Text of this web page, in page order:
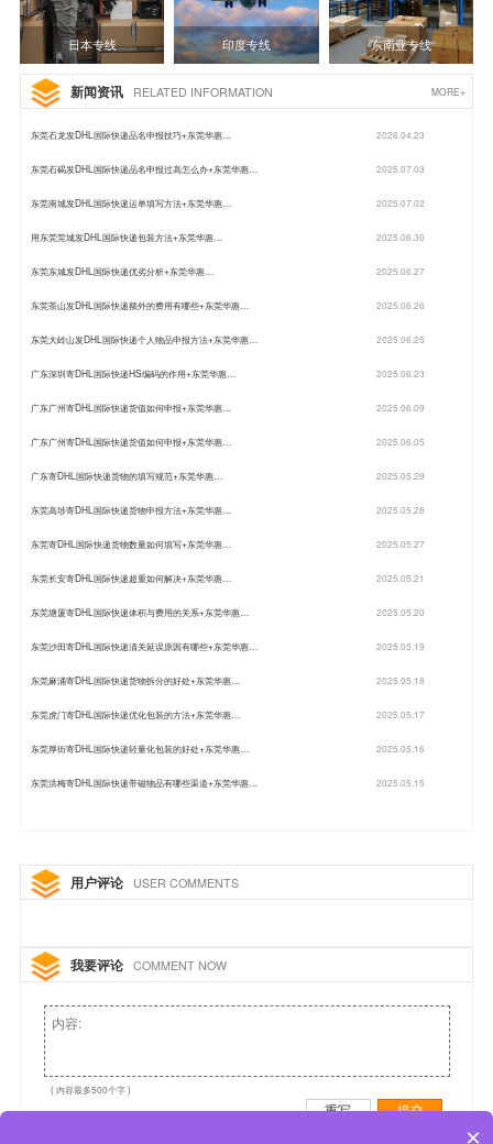
日本专线 印度专线 东南亚专线
新闻资讯 RELATED INFORMATION MORE+
东莞石龙发DHL国际快递品名申报技巧+东莞华惠… 2026.04.23
东莞石碣发DHL国际快递品名申报过高怎么办+东莞华惠… 2025.07.03
东莞南城发DHL国际快递运单填写方法+东莞华惠… 2025.07.02
用东莞莞城发DHL国际快递包装方法+东莞华惠… 2025.06.30
东莞东城发DHL国际快递优劣分析+东莞华惠… 2025.06.27
东莞茶山发DHL国际快递额外的费用有哪些+东莞华惠… 2025.06.26
东莞大岭山发DHL国际快递个人物品申报方法+东莞华惠… 2025.06.25
广东深圳寄DHL国际快递HS编码的作用+东莞华惠… 2025.06.23
广东广州寄DHL国际快递货值如何申报+东莞华惠… 2025.06.09
广东广州寄DHL国际快递货值如何申报+东莞华惠… 2025.06.05
广东寄DHL国际快递货物的填写规范+东莞华惠… 2025.05.29
东莞高埗寄DHL国际快递货物申报方法+东莞华惠… 2025.05.28
东莞寄DHL国际快递货物数量如何填写+东莞华惠… 2025.05.27
东莞长安寄DHL国际快递超重如何解决+东莞华惠… 2025.05.21
东莞塘厦寄DHL国际快递体积与费用的关系+东莞华惠… 2025.05.20
东莞沙田寄DHL国际快递清关延误原因有哪些+东莞华惠… 2025.05.19
东莞麻涌寄DHL国际快递货物拆分的好处+东莞华惠… 2025.05.18
东莞虎门寄DHL国际快递优化包装的方法+东莞华惠… 2025.05.17
东莞厚街寄DHL国际快递轻量化包装的好处+东莞华惠… 2025.05.16
东莞洪梅寄DHL国际快递带磁物品有哪些渠道+东莞华惠… 2025.05.15
用户评论 USER COMMENTS
我要评论 COMMENT NOW
( 内容最多500个字 )
重写 提交
×